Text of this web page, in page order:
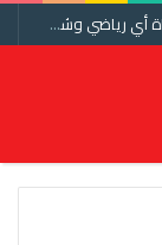
محمد حشيش : مقابلة الرئيس أعظم لحظة في حياة أي رياضي وشكرا اتحاد الكرة ومنتخب مصر